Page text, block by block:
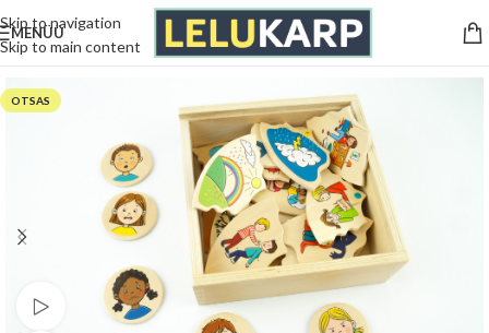
Skip to navigation
Skip to main content
MENÜÜ
Esileht /Mänguasjad/ Pusled ja mõistatused
OTSAS
Vaata videot